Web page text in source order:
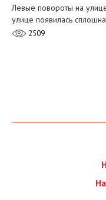
Левые повороты на
улице появилась
2509